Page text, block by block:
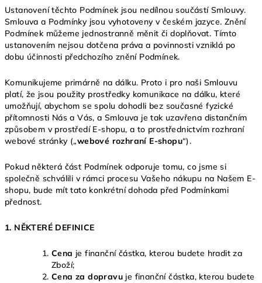
Ustanovení těchto Podmínek jsou nedílnou součástí Smlouvy.
Smlouva a Podmínky jsou vyhotoveny v českém jazyce. Znění
Podmínek můžeme jednostranně měnit či doplňovat. Tímto
ustanovením nejsou dotčena práva a povinnosti vzniklá po
dobu účinnosti předchozího znění Podmínek.
Komunikujeme primárně na dálku. Proto i pro naši Smlouvu
platí, že jsou použity prostředky komunikace na dálku, které
umožňují, abychom se spolu dohodli bez současné fyzické
přítomnosti Nás a Vás, a Smlouva je tak uzavřena distančním
způsobem v prostředí E-shopu, a to prostřednictvím rozhraní
webové stránky („webové rozhraní E-shopu“).
Pokud některá část Podmínek odporuje tomu, co jsme si
společně schválili v rámci procesu Vašeho nákupu na Našem E-
shopu, bude mít tato konkrétní dohoda před Podmínkami
přednost.
1. NĚKTERÉ DEFINICE
Cena je finanční částka, kterou budete hradit za
Zboží;
Cena za dopravu je finanční částka, kterou budete